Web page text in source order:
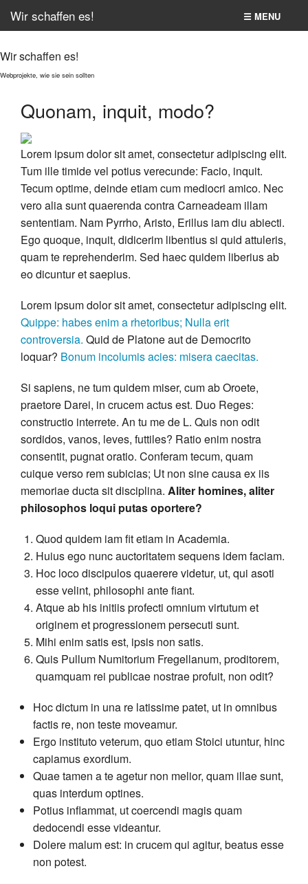
Wir schaffen es! ☰ MENU
Second item
All pages
The Bolt site
Suche
Wir schaffen es!
Webprojekte, wie sie sein sollten
Quonam, inquit, modo?
Lorem ipsum dolor sit amet, consectetur adipiscing elit.
Tum ille timide vel potius verecunde: Facio, inquit.
Tecum optime, deinde etiam cum mediocri amico. Nec
vero alia sunt quaerenda contra Carneadeam illam
sententiam. Nam Pyrrho, Aristo, Erillus iam diu abiecti.
Ego quoque, inquit, didicerim libentius si quid attuleris,
quam te reprehenderim. Sed haec quidem liberius ab
eo dicuntur et saepius.
Lorem ipsum dolor sit amet, consectetur adipiscing elit.
Quippe: habes enim a rhetoribus; Nulla erit
controversia. Quid de Platone aut de Democrito
loquar? Bonum incolumis acies: misera caecitas.
Si sapiens, ne tum quidem miser, cum ab Oroete,
praetore Darei, in crucem actus est. Duo Reges:
constructio interrete. An tu me de L. Quis non odit
sordidos, vanos, leves, futtiles? Ratio enim nostra
consentit, pugnat oratio. Conferam tecum, quam
cuique verso rem subicias; Ut non sine causa ex iis
memoriae ducta sit disciplina. Aliter homines, aliter
philosophos loqui putas oportere?
Quod quidem iam fit etiam in Academia.
Huius ego nunc auctoritatem sequens idem faciam.
Hoc loco discipulos quaerere videtur, ut, qui asoti
esse velint, philosophi ante fiant.
Atque ab his initiis profecti omnium virtutum et
originem et progressionem persecuti sunt.
Mihi enim satis est, ipsis non satis.
Quis Pullum Numitorium Fregellanum, proditorem,
quamquam rei publicae nostrae profuit, non odit?
Hoc dictum in una re latissime patet, ut in omnibus
factis re, non teste moveamur.
Ergo instituto veterum, quo etiam Stoici utuntur, hinc
capiamus exordium.
Quae tamen a te agetur non melior, quam illae sunt,
quas interdum optines.
Potius inflammat, ut coercendi magis quam
dedocendi esse videantur.
Dolere malum est: in crucem qui agitur, beatus esse
non potest.